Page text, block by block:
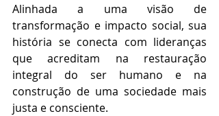
Alinhada a uma visão de
transformação e impacto social, sua
história se conecta com lideranças
que acreditam na restauração
integral do ser humano e na
construção de uma sociedade mais
justa e consciente.